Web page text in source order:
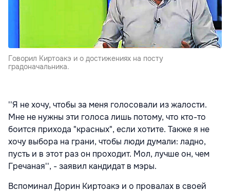
Говорил Киртоакэ и о достижениях на посту
градоначальника.
''Я не хочу, чтобы за меня голосовали из жалости.
Мне не нужны эти голоса лишь потому, что кто-то
боится прихода "красных", если хотите. Также я не
хочу выбора на грани, чтобы люди думали: ладно,
пусть и в этот раз он проходит. Мол, лучше он, чем
Гречаная'', - заявил кандидат в мэры.
Вспоминал Дорин Киртоакэ и о провалах в своей